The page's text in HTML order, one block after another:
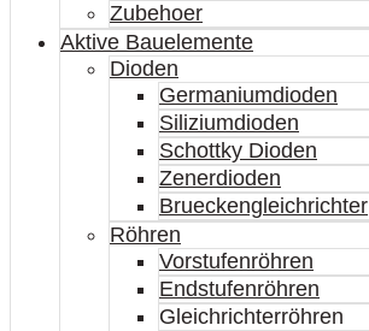
Zubehoer
Aktive Bauelemente
Dioden
Germaniumdioden
Siliziumdioden
Schottky Dioden
Zenerdioden
Brueckengleichrichter
Röhren
Vorstufenröhren
Endstufenröhren
Gleichrichterröhren